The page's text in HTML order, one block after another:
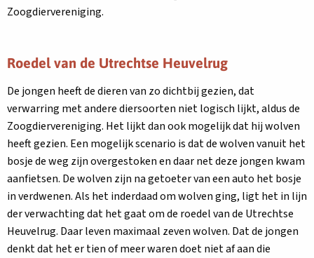
Zoogdiervereniging.
Roedel van de Utrechtse Heuvelrug
De jongen heeft de dieren van zo dichtbij gezien, dat
verwarring met andere diersoorten niet logisch lijkt, aldus de
Zoogdiervereniging. Het lijkt dan ook mogelijk dat hij wolven
heeft gezien. Een mogelijk scenario is dat de wolven vanuit het
bosje de weg zijn overgestoken en daar net deze jongen kwam
aanfietsen. De wolven zijn na getoeter van een auto het bosje
in verdwenen. Als het inderdaad om wolven ging, ligt het in lijn
der verwachting dat het gaat om de roedel van de Utrechtse
Heuvelrug. Daar leven maximaal zeven wolven. Dat de jongen
denkt dat het er tien of meer waren doet niet af aan die